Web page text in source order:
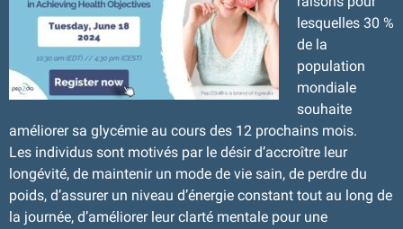
lesquelles 30 %
de la
population
mondiale
souhaite
améliorer sa glycémie au cours des 12 prochains mois.
Les individus sont motivés par le désir d’accroître leur
longévité, de maintenir un mode de vie sain, de perdre du
poids, d’assurer un niveau d’énergie constant tout au long de
la journée, d’améliorer leur clarté mentale pour une